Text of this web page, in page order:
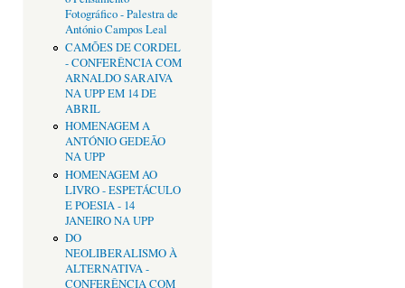
Fotográfico - Palestra de
António Campos Leal
CAMÕES DE CORDEL
- CONFERÊNCIA COM
ARNALDO SARAIVA
NA UPP EM 14 DE
ABRIL
HOMENAGEM A
ANTÓNIO GEDEÃO
NA UPP
HOMENAGEM AO
LIVRO - ESPETÁCULO
E POESIA - 14
JANEIRO NA UPP
DO
NEOLIBERALISMO À
ALTERNATIVA -
CONFERÊNCIA COM